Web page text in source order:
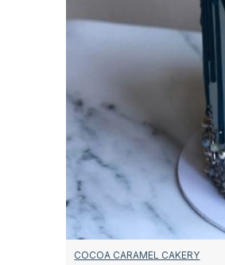
COCOA CARAMEL CAKERY